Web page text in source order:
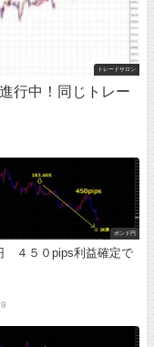
トレードサロン
行中！同じトレー
ポンド円
４５０pips利益確定で